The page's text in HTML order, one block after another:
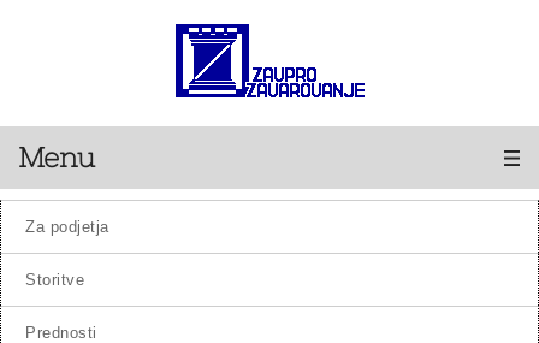
Menu
za podjetja
storitve
prednosti